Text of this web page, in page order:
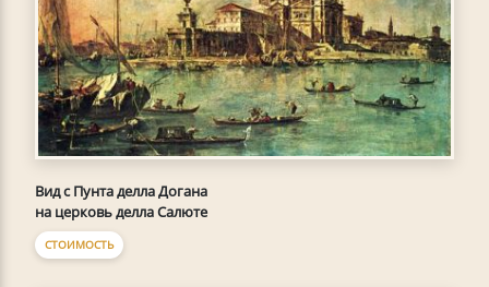
Вид с Пунта делла Догана
на церковь делла Салюте
СТОИМОСТЬ